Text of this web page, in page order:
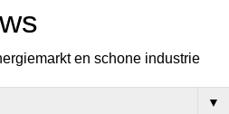
en schone industrie
▼